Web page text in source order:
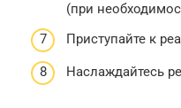
(при
Приступайте к
Наслаждайтесь